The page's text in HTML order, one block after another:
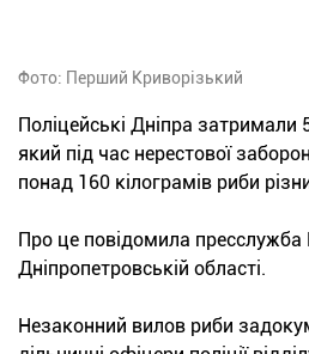
Фото: Перший Криворізький
Поліцейські Дніпра затримали
який під час нерестової
понад 160 кілограмів риби
Про це повідомила пресслужба
Дніпропетровській області.
Незаконний вилов риби